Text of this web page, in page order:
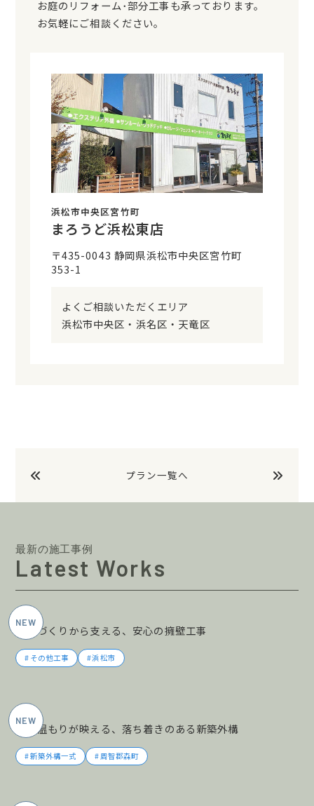
お庭のリフォーム･部分工事も承っております。
お気軽にご相談ください。
浜松市中央区宮竹町
まろうど浜松東店
〒435-0043 静岡県浜松市中央区宮竹町
353-1
よくご相談いただくエリア
浜松市中央区・浜名区・天竜区
プラン一覧へ
最新の施工事例
Latest Works
土地づくりから支える、安心の擁壁工事
その他工事 浜松市
木の温もりが映える、落ち着きのある新築外構
新築外構一式 周智郡森町